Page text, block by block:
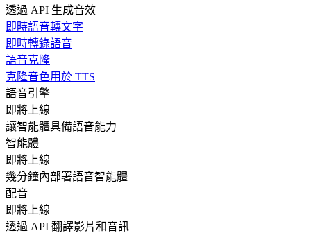
透過 API 生成音效
即時語音轉文字
即時轉錄語音
語音克隆
克隆音色用於 TTS
語音引擎
即將上線
讓智能體具備語音能力
智能體
即將上線
幾分鐘內部署語音智能體
配音
即將上線
透過 API 翻譯影片和音訊